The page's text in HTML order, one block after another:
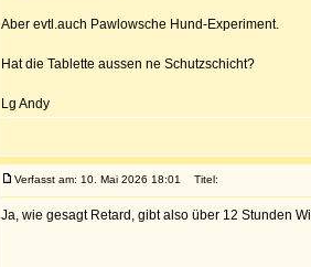
Aber evtl.auch Pawlowsche Hund-Experiment.
Hat die Tablette aussen ne Schutzschicht?
Lg Andy
Verfasst am: 10. Mai 2026 18:01 Titel:
Ja, wie gesagt Retard, gibt also über 12 Stunden